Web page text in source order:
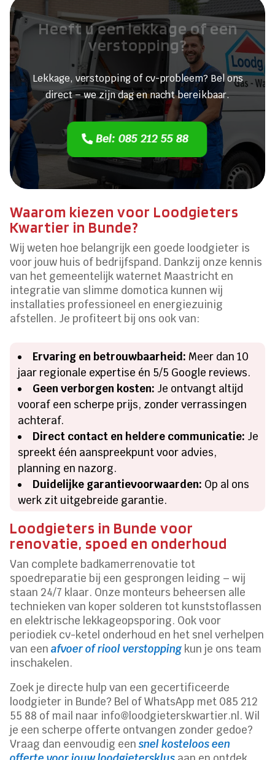
Heeft u een lekkage of een
verstopping?
Lekkage, verstopping of cv-probleem? Bel ons
direct – we zijn dag en nacht bereikbaar.
Bel: 085 212 55 88
Waarom kiezen voor Loodgieters
Kwartier in Bunde?
Wij weten hoe belangrijk een goede loodgieter is
voor jouw huis of bedrijfspand. Dankzij onze kennis
van het gemeentelijk waternet Maastricht en
integratie van slimme domotica kunnen wij
installaties professioneel en energiezuinig
afstellen. Je profiteert bij ons ook van:
Ervaring en betrouwbaarheid: Meer dan 10
jaar regionale expertise én 5/5 Google reviews.
Geen verborgen kosten: Je ontvangt altijd
vooraf een scherpe prijs, zonder verrassingen
achteraf.
Direct contact en heldere communicatie: Je
spreekt één aanspreekpunt voor advies,
planning en nazorg.
Duidelijke garantievoorwaarden: Op al ons
werk zit uitgebreide garantie.
Loodgieters in Bunde voor
renovatie, spoed en onderhoud
Van complete badkamerrenovatie tot
spoedreparatie bij een gesprongen leiding – wij
staan 24/7 klaar. Onze monteurs beheersen alle
technieken van koper solderen tot kunststoflassen
en elektrische lekkageopsporing. Ook voor
periodiek cv-ketel onderhoud en het snel verhelpen
van eenafvoer of riool verstopping kun je ons team
inschakelen.
Zoek je directe hulp van een gecertificeerde
loodgieter in Bunde? Bel of WhatsApp met 085 212
55 88 of mail naar info@loodgieterskwartier.nl. Wil
je een scherpe offerte ontvangen zonder gedoe?
Vraag dan eenvoudig eensnel kosteloos een